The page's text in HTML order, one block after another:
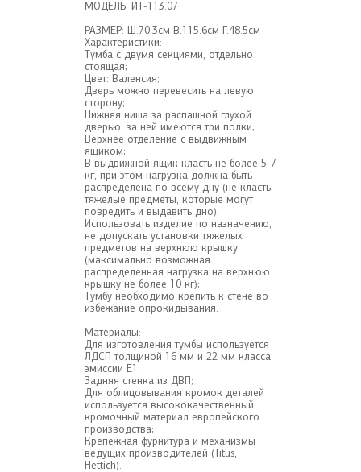
МОДЕЛЬ: ИТ-113.07
РАЗМЕР: Ш.70.3см В.115.6см Г.48.5см
Характеристики:
Тумба с двумя секциями, отдельно
стоящая;
Цвет: Валенсия;
Дверь можно перевесить на левую
сторону;
Нижняя ниша за распашной глухой
дверью, за ней имеются три полки;
Верхнее отделение с выдвижным
ящиком;
В выдвижной ящик класть не более 5-7
кг, при этом нагрузка должна быть
распределена по всему дну (не класть
тяжелые предметы, которые могут
повредить и выдавить дно);
Использовать изделие по назначению,
не допускать установки тяжелых
предметов на верхнюю крышку
(максимально возможная
распределенная нагрузка на верхнюю
крышку не более 10 кг);
Тумбу необходимо крепить к стене во
избежание опрокидывания.
Материалы:
Для изготовления тумбы используется
ЛДСП толщиной 16 мм и 22 мм класса
эмиссии Е1;
Задняя стенка из ДВП;
Для облицовывания кромок деталей
используется высококачественный
кромочный материал европейского
производства;
Крепежная фурнитура и механизмы
ведущих производителей (Titus,
Hettich).